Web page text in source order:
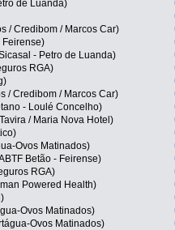
de Luanda)
/ Credibom / Marcos Car)
Feirense)
- Petro de Luanda)
RGA)
/ Credibom / Marcos Car)
- Loulé Concelho)
/ Maria Nova Hotel)
Ovos Matinados)
Betão - Feirense)
RGA)
Powered Health)
Ovos Matinados)
Ovos Matinados)